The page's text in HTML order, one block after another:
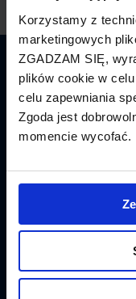
Korzystamy z
marketingowych
ZGADZAM SIĘ,
plików cookie w
celu zapewniania
Zgoda jest
momencie wycofać.
Latamy.pl
Bilety lotnicze
Linie lotnicze
Lotniska